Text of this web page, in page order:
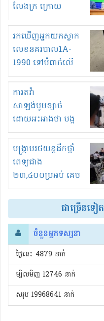
លែងក្រ ក្រោយ
ឆ្នាំ២០៣០
រកឃើញអ្នកយកស្លាក
លេខនគរបាល1A-
1990 ទៅបំពាក់លើ
ម៉ូតូរបស់ខ្លួន ដាកផ្លាក
រត់ឌុបហើយ
ការតវ៉ា
សាឡង់បូមខ្សាច់
ដោយអះអាងថា បង្ក
បាក់ច្រាំងទន្លេ និង
រំខានទាំងយប់ទាំងថ្ងៃ
បង្ក្រាបរថយន្តដឹកថ្នាំ
ពេទ្យជាង
២៣,៤០០ប្រអប់ គេច
ពន្ធនិងអត់ច្បាប់នាំ
ចូល!?
ជាច្រើនទៀត
ចំនួនអ្នកទស្សនា
ថ្ងៃនេះ​ 4879 នាក់
ម្សិលមិញ 12746 នាក់
សរុប 19968641 នាក់